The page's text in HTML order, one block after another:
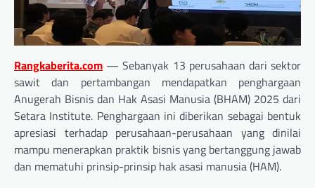
Rangkaberita.com —Sebanyak 13 perusahaan dari sektor
sawit dan pertambangan mendapatkan penghargaan
Anugerah Bisnis dan Hak Asasi Manusia (BHAM) 2025 dari
Setara Institute. Penghargaan ini diberikan sebagai bentuk
apresiasi terhadap perusahaan-perusahaan yang dinilai
mampu menerapkan praktik bisnis yang bertanggung jawab
dan mematuhi prinsip-prinsip hak asasi manusia (HAM).